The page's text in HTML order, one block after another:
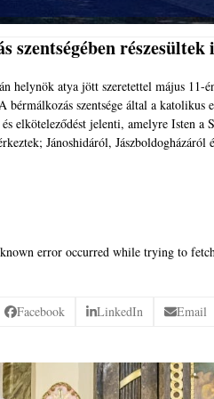
szentségében
helynök atya jött szeretettel május 11-
bérmálkozás szentsége által a
elköteleződést jelenti, amelyre Isten
Jánoshidáról, Jászboldogházáról
error occurred while trying to
Facebook LinkedIn Email